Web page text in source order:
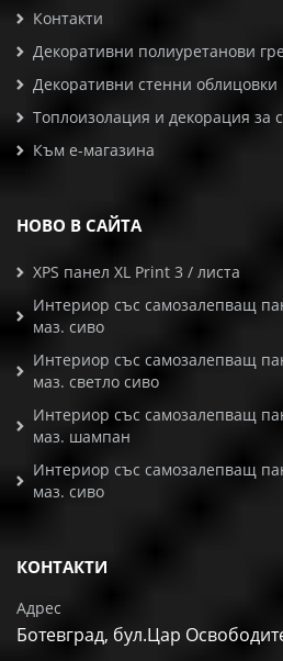
Контакти
Декоративни полиуретанови
Декоративни стенни облицовки
Топлоизолация и декорация за
Към е-магазина
НОВО В САЙТА
XPS панел XL Print 3 / листа
Интериор със самозалепващ
маз. сиво
Интериор със самозалепващ
маз. светло сиво
Интериор със самозалепващ
маз. шампан
Интериор със самозалепващ
маз. сиво
КОНТАКТИ
Адрес
Ботевград, бул.Цар